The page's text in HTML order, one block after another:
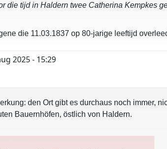
die tijd in Haldern twee Catherina Kempkes
die 11.03.1837 op 80-jarige leeftijd
2025 - 15:29
den Ort gibt es durchaus noch immer,
Bauernhöfen, östlich von Haldern.